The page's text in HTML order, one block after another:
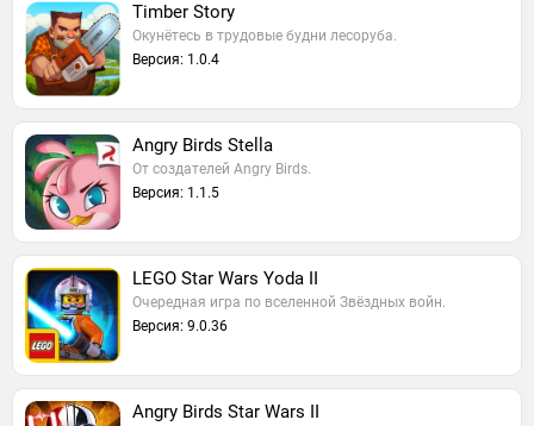
Timber Story
Окунётесь в трудовые будни лесоруба.
Версия: 1.0.4
Angry Birds Stella
От создателей Angry Birds.
Версия: 1.1.5
LEGO Star Wars Yoda II
Очередная игра по вселенной Звёздных войн.
Версия: 9.0.36
Angry Birds Star Wars II